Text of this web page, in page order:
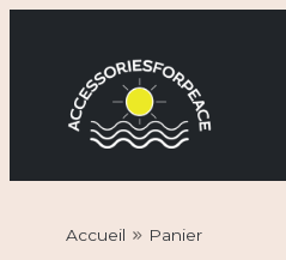
content
Accessories For
Accueil Panier